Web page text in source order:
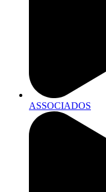
ASSOCIADOS